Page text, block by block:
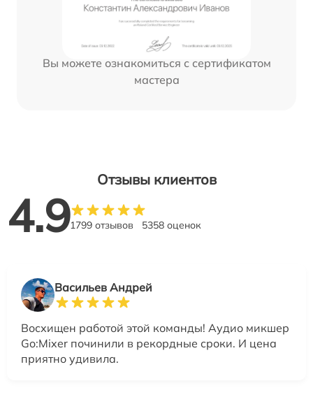
Вы можете ознакомиться с сертификатом
мастера
Отзывы клиентов
4.91799 отзывов 5358 оценок
Васильев Андрей
Восхищен работой этой команды! Аудио микшер
Go:Mixer починили в рекордные сроки. И цена
приятно удивила.